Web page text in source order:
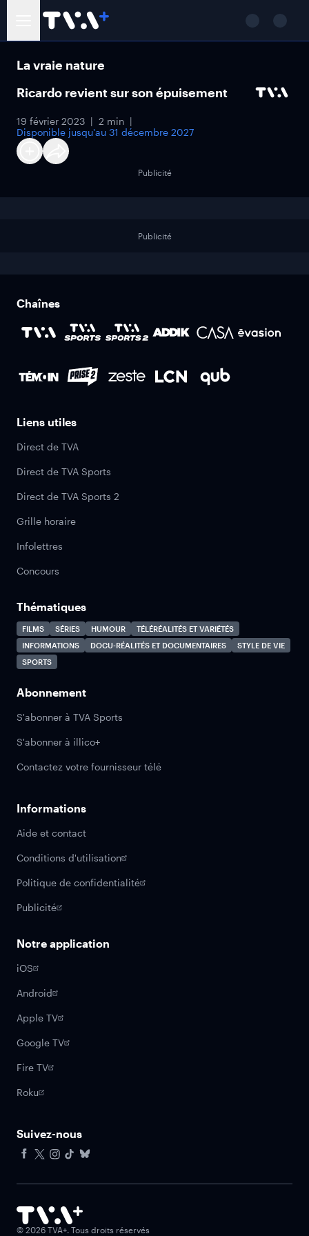
La vraie nature
Ricardo revient sur son épuisement
19 février 2023
2 min
Disponible jusqu'au 31 décembre 2027
Publicité
Publicité
Chaînes
Liens utiles
Direct de TVA
Direct de TVA Sports
Direct de TVA Sports 2
Grille horaire
Infolettres
Concours
Thématiques
FILMS SÉRIES HUMOUR
TÉLÉRÉALITÉS ET VARIÉTÉS
INFORMATIONS
DOCU-RÉALITÉS ET DOCUMENTAIRES
STYLE DE VIE
SPORTS
Abonnement
S'abonner à TVA Sports
S'abonner à illico+
Contactez votre fournisseur télé
Informations
Aide et contact
Conditions d'utilisation
Politique de confidentialité
Publicité
Notre application
iOS
Android
Apple TV
Google TV
Fire TV
Roku
Suivez-nous
© 2026 TVA+. Tous droits réservés